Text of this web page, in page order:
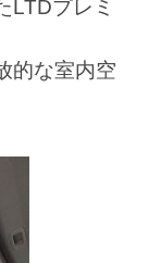
LTDプレミ
的な室内空